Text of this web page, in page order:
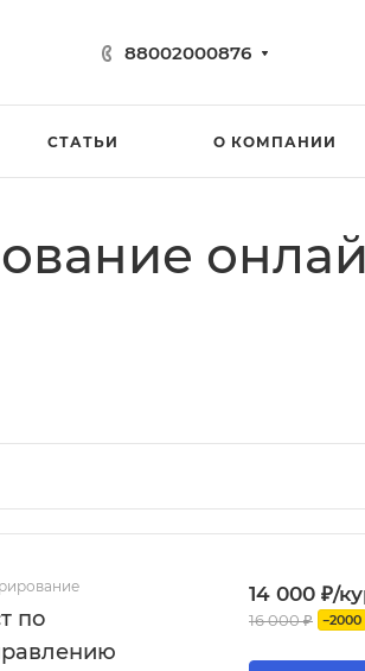
88002000876
СТАТЬИ О КОМПАНИИ
по
14 000 ₽/
16 000 ₽ −2000